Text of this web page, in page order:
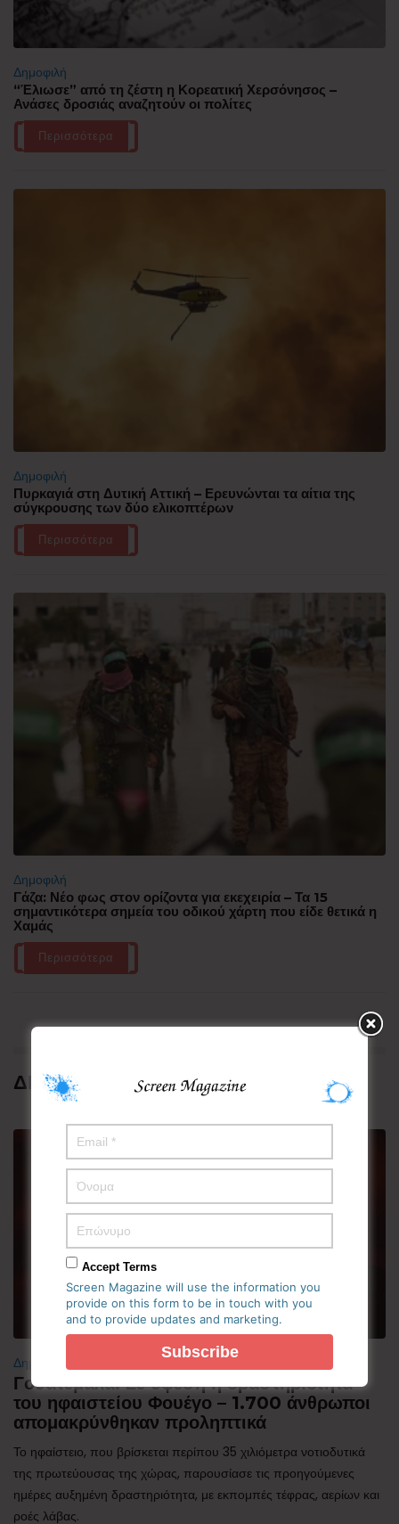
Δημοφιλή
“Έλιωσε” από τη ζέστη η Κορεατική Χερσόνησος –
Ανάσες δροσιάς αναζητούν οι πολίτες
Περισσότερα
Δημοφιλή
Πυρκαγιά στη Δυτική Αττική – Ερευνώνται τα αίτια της
σύγκρουσης των δύο ελικοπτέρων
Περισσότερα
Δημοφιλή
Γάζα: Νέο φως στον ορίζοντα για εκεχειρία – Τα 15
σημαντικότερα σημεία του οδικού χάρτη που είδε θετικά η
Χαμάς
Περισσότερα
ΔΗΜΟΦΙΛΗ
Δημοφιλή
Γουατεμάλα: Σε ύφεση η δραστηριότητα
του ηφαιστείου Φουέγο – 1.700 άνθρωποι
απομακρύνθηκαν προληπτικά
Το ηφαίστειο, που βρίσκεται περίπου 35 χιλιόμετρα νοτιοδυτικά
της πρωτεύουσας της χώρας, παρουσίασε τις προηγούμενες
ημέρες αυξημένη δραστηριότητα, με εκπομπές τέφρας, αερίων και
ροές λάβας.
Accept Terms
Screen Magazine will use the information you
provide on this form to be in touch with you
and to provide updates and marketing.